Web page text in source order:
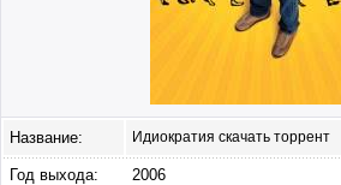
Название: Идиократия скачать торрент
Год выхода: 2006